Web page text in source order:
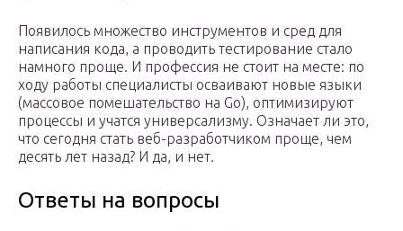
Появилось множество инструментов и сред для
написания кода, а проводить тестирование стало
намного проще. И профессия не стоит на месте: по
ходу работы специалисты осваивают новые языки
(массовое помешательство на Go), оптимизируют
процессы и учатся универсализму. Означает ли это,
что сегодня стать веб-разработчиком проще, чем
десять лет назад? И да, и нет.
Ответы на вопросы